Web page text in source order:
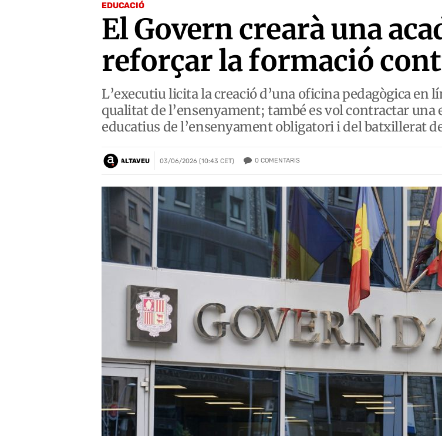
EDUCACIÓ
El Govern crearà una
reforçar la formació
L’executiu licita la creació d’una oficina pedagògica
qualitat de l’ensenyament; també es vol contractar una
educatius de l’ensenyament obligatori i del batxillerat
ALTAVEU 03/06/2026 (10:43 CET) 0 COMENTARIS